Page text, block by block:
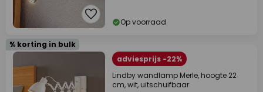
Op voorraad
% korting in bulk
adviesprijs -22%
Lindby wandlamp Merle, hoogte 22
cm, wit, uitschuifbaar